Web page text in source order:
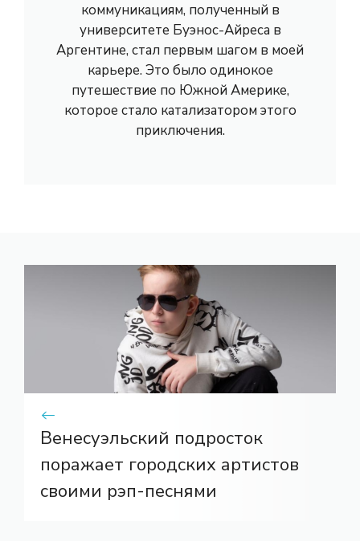
коммуникациям, полученный в
университете Буэнос-Айреса в
Аргентине, стал первым шагом в моей
карьере. Это было одинокое
путешествие по Южной Америке,
которое стало катализатором этого
приключения.
Венесуэльский подросток
поражает городских артистов
своими рэп-песнями